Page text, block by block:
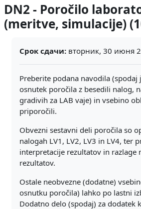
DN2 - Poročilo
(meritve, simulacije)
Срок сдачи: вторник, 30 июня
Preberite podana navodila (spodaj
osnutek poročila z besedili nalog,
gradivih za LAB vaje) in vsebino
priporočili.
Obvezni sestavni deli poročila so
nalogah LV1, LV2, LV3 in LV4, ter
interpretacije rezultatov in razlage
rezultatov.
Ostale neobvezne (dodatne)
osnutku poročila) lahko po lastni
Dodatno delo (spodaj) za dodatek